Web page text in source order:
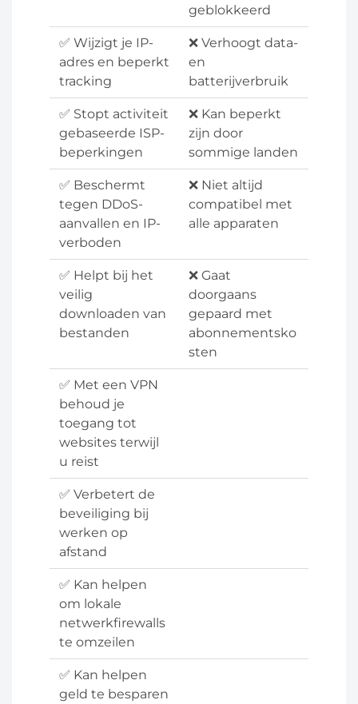
geblokkeerd
✅ Wijzigt je IP-
adres en beperkt
tracking
❌ Verhoogt data-
en
batterijverbruik
✅ Stopt activiteit
gebaseerde ISP-
beperkingen
❌ Kan beperkt
zijn door
sommige landen
✅ Beschermt
tegen DDoS-
aanvallen en IP-
verboden
❌ Niet altijd
compatibel met
alle apparaten
✅ Helpt bij het
veilig
downloaden van
bestanden
❌ Gaat
doorgaans
gepaard met
abonnementsko
sten
✅ Met een VPN
behoud je
toegang tot
websites terwijl
u reist
✅ Verbetert de
beveiliging bij
werken op
afstand
✅ Kan helpen
om lokale
netwerkfirewalls
te omzeilen
✅ Kan helpen
geld te besparen